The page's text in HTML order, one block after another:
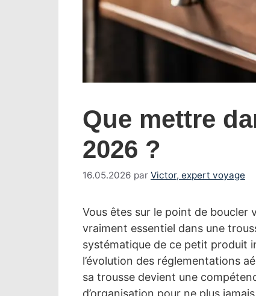
Que mettre
2026 ?
16.05.2026 par Victor, expert voyage
Vous êtes sur le point de boucler
vraiment essentiel dans une
systématique de ce petit produit
l’évolution des réglementations
sa trousse devient une
d’organisation pour ne plus